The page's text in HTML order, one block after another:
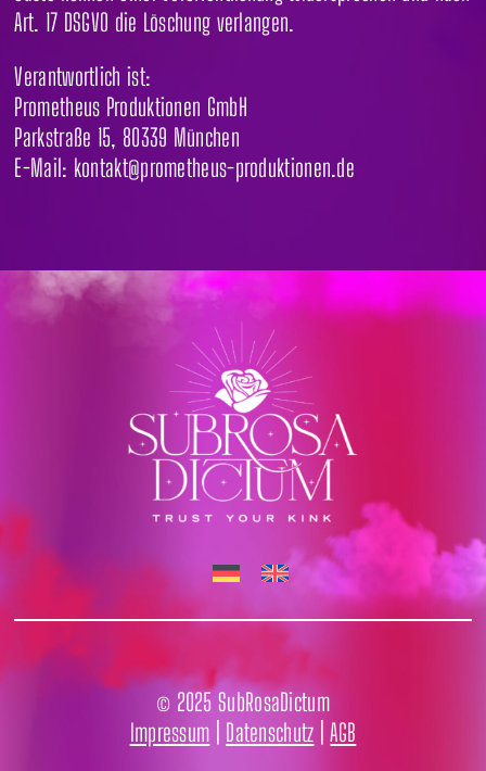
Art. 17 DSGVO die Löschung verlangen.
Verantwortlich ist:
Prometheus Produktionen GmbH
Parkstraße 15, 80339 München
E-Mail: kontakt@prometheus-produktionen.de
© 2025 SubRosaDictum
Impressum Datenschutz |AGB